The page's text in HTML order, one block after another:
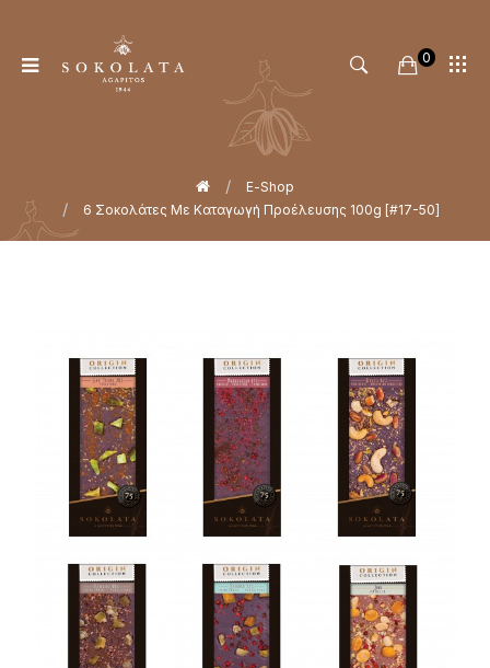
0
ΑρχικήΕ-Shop
6 Σοκολάτες Με Καταγωγή Προέλευσης 100g [#17-50]